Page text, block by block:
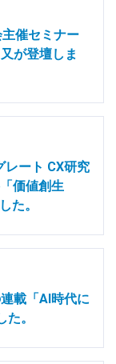
催セミナー
が登壇しま
ート CX研究
価値創生
た。
載「AI時代に
。